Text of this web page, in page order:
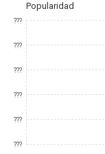
Popularidad
???
???
???
???
???
???